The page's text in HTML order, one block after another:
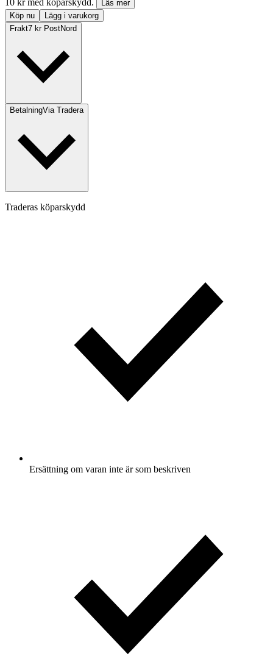
10 kr med köparskydd.
Läs mer
Köp nu
Lägg i varukorg
Frakt7 kr PostNord
BetalningVia Tradera
Traderas köparskydd
Ersättning om varan inte är som beskriven